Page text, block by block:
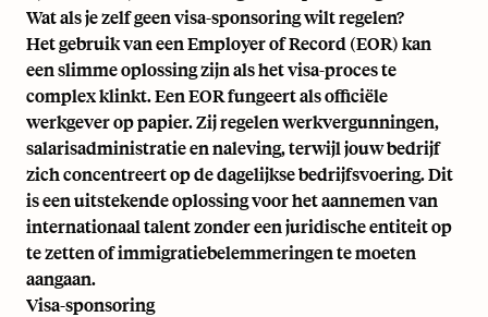
Wat als je zelf geen visa-sponsoring wilt regelen?
Het gebruik van eenEmployer of Record (EOR)kan
een slimme oplossing zijn als het visa-proces te
complex klinkt. Een EOR fungeert als officiële
werkgever op papier. Zij regelen werkvergunningen,
salarisadministratie en naleving, terwijl jouw bedrijf
zich concentreert op de dagelijkse bedrijfsvoering. Dit
is een uitstekende oplossing voor het aannemen van
internationaal talent zonder een juridische entiteit op
te zetten of immigratiebelemmeringen te moeten
aangaan.
Visa-sponsoring